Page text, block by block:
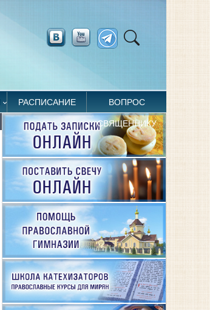
РАСПИСАНИЕ ВОПРОС
СВЯЩЕННИКУ